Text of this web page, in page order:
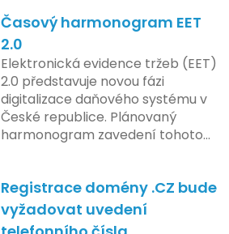
podniky s náročnými účetními
procesy.
Časový harmonogram EET
2.0
Elektronická evidence tržeb (EET)
2.0 představuje novou fázi
digitalizace daňového systému v
České republice. Plánovaný
harmonogram zavedení tohoto
zahrnuje přípravu technické
platformy a legislativních změn,
které by měly být předloženy do
Registrace domény .CZ bude
vyžadovat uvedení